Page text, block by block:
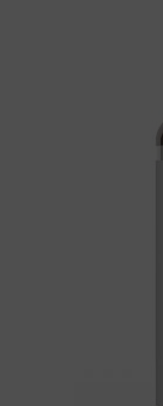
Viszonteladók,